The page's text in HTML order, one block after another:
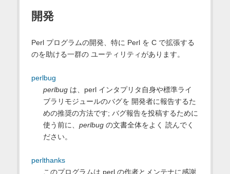
開発
Perl プログラムの開発、特に Perl を C で拡張する
のを助ける一群の ユーティリティがあります。
perlbug
perlbugは、perl インタプリタ自身や標準ライ
ブラリモジュールのバグを 開発者に報告するた
めの推奨の方法です; バグ報告を投稿するために
使う前に、 perlbugの文書全体をよく 読んでく
ださい。
perlthanks
このプログラムは perl の作者とメンテナに感謝